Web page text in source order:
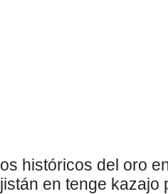
históricos del oro
en tenge kazajo